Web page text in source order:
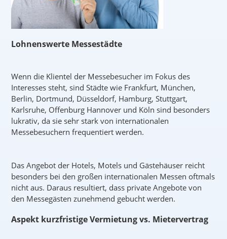
Lohnenswerte Messestädte
Wenn die Klientel der Messebesucher im Fokus des
Interesses steht, sind Städte wie Frankfurt, München,
Berlin, Dortmund, Düsseldorf, Hamburg, Stuttgart,
Karlsruhe, Offenburg Hannover und Köln sind besonders
lukrativ, da sie sehr stark von internationalen
Messebesuchern frequentiert werden.
Das Angebot der Hotels, Motels und Gästehäuser reicht
besonders bei den großen internationalen Messen oftmals
nicht aus. Daraus resultiert, dass private Angebote von
den Messegästen zunehmend gebucht werden.
Aspekt kurzfristige Vermietung vs. Mietervertrag